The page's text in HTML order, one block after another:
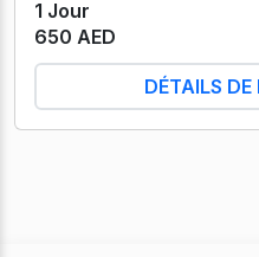
1 Jour
650 AED
DÉTAILS